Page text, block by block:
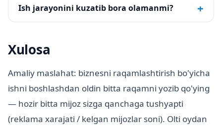
Ish jarayonini kuzatib bora olamanmi? +
Xulosa
Amaliy maslahat: biznesni raqamlashtirish bo'yicha
ishni boshlashdan oldin bitta raqamni yozib qo'ying
— hozir bitta mijoz sizga qanchaga tushyapti
(reklama xarajati / kelgan mijozlar soni). Olti oydan